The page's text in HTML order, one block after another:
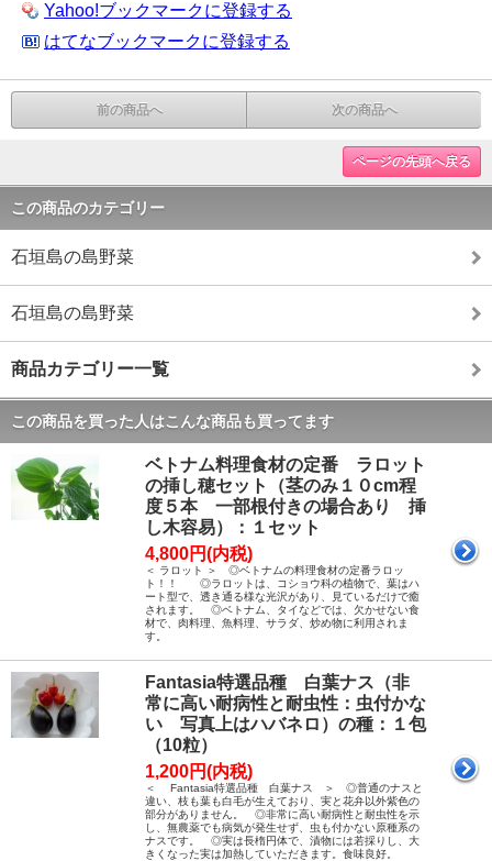
Yahoo!ブックマークに登録する
はてなブックマークに登録する
前の商品へ 次の商品へ
ページの先頭へ戻る
この商品のカテゴリー
石垣島の島野菜
石垣島の島野菜
商品カテゴリー一覧
この商品を買った人はこんな商品も買ってます
ベトナム料理食材の定番 ラロット
の挿し穂セット（茎のみ１０cm程
度５本 一部根付きの場合あり 挿
し木容易）：１セット
4,800円(内税)
＜ ラロット ＞ ◎ベトナムの料理食材の定番ラロッ
ト！！ ◎ラロットは、コショウ科の植物で、葉はハ
ート型で、透き通る様な光沢があり、見ているだけで癒
されます。 ◎ベトナム、タイなどでは、欠かせない食
材で、肉料理、魚料理、サラダ、炒め物に利用されま
す。
Fantasia特選品種 白葉ナス（非
常に高い耐病性と耐虫性：虫付かな
い 写真上はハバネロ）の種：１包
（10粒）
1,200円(内税)
＜ Fantasia特選品種 白葉ナス ＞ ◎普通のナスと
違い、枝も葉も白毛が生えており、実と花弁以外紫色の
部分がありません。 ◎非常に高い耐病性と耐虫性を示
し、無農薬でも病気が発生せず、虫も付かない原種系の
ナスです。 ◎実は長楕円体で、漬物には若採りし、大
きくなった実は加熱していただきます。食味良好。